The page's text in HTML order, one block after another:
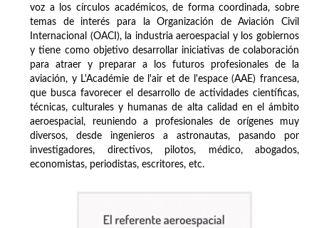
voz a los círculos académicos, de forma coordinada, sobre
temas de interés para la Organización de Aviación Civil
Internacional (OACI), la industria aeroespacial y los gobiernos
y tiene como objetivo desarrollar iniciativas de colaboración
para atraer y preparar a los futuros profesionales de la
aviación, y L'Académie de l'air et de l'espace (AAE) francesa,
que busca favorecer el desarrollo de actividades científicas,
técnicas, culturales y humanas de alta calidad en el ámbito
aeroespacial, reuniendo a profesionales de orígenes muy
diversos, desde ingenieros a astronautas, pasando por
investigadores, directivos, pilotos, médico, abogados,
economistas, periodistas, escritores, etc.